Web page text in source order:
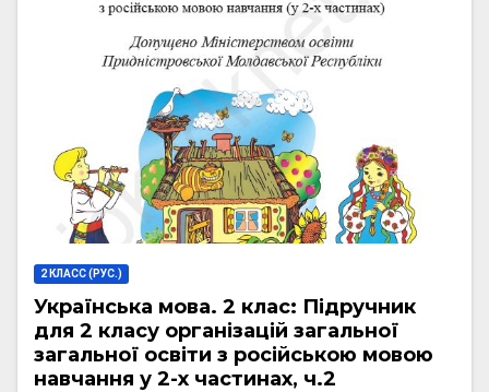
2 КЛАСС (РУС.)
Українська мова. 2 клас: Підручник
для 2 класу організацій загальної
загальної освіти з російською мовою
навчання у 2-х частинах, ч.2